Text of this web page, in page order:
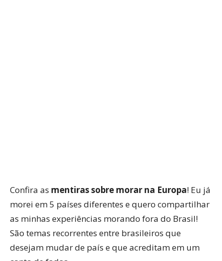
Confira as mentiras sobre morar na Europa! Eu já
morei em 5 países diferentes e quero compartilhar
as minhas experiências morando fora do Brasil!
São temas recorrentes entre brasileiros que
desejam mudar de país e que acreditam em um